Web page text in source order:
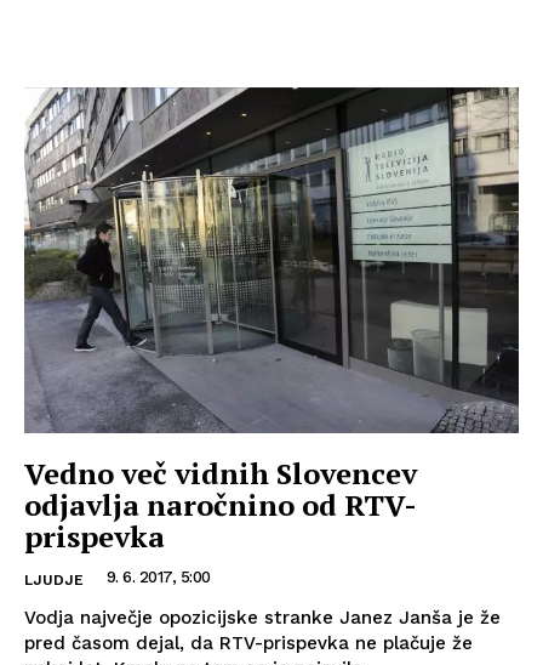
Vedno več vidnih Slovencev
odjavlja naročnino od RTV-
prispevka
LJUDJE 9. 6. 2017, 5:00
Vodja največje opozicijske stranke Janez Janša je že
pred časom dejal, da RTV-prispevka ne plačuje že